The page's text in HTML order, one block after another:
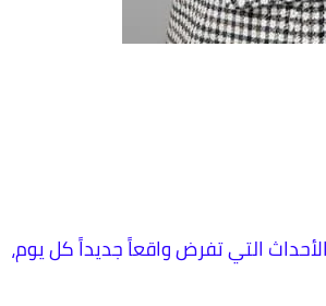
التي تفرض واقعاً جديداً كل يوم،